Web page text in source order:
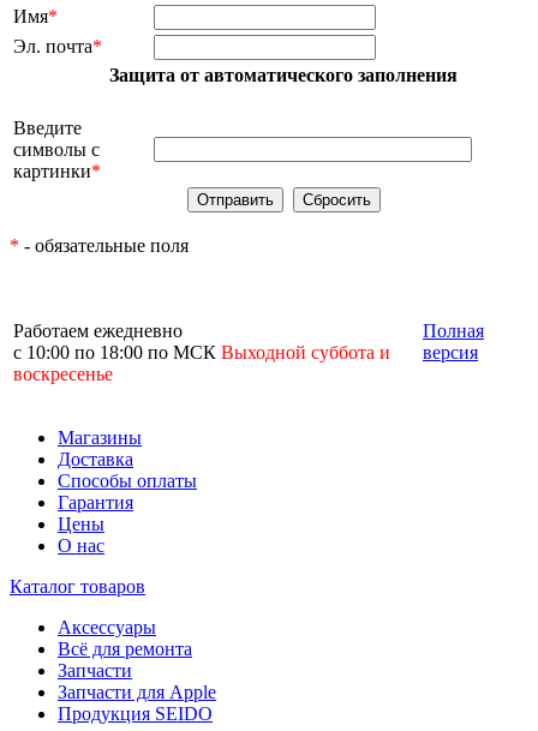
Имя*
Эл. почта*
Защита от автоматического заполнения
Введите
символы с
картинки*
* - обязательные поля
Работаем ежедневно
с 10:00 по 18:00 по МСК Выходной суббота и
воскресенье
Полная
версия
Магазины
Доставка
Способы оплаты
Гарантия
Цены
О нас
Каталог товаров
Аксессуары
Всё для ремонта
Запчасти
Запчасти для Apple
Продукция SEIDO